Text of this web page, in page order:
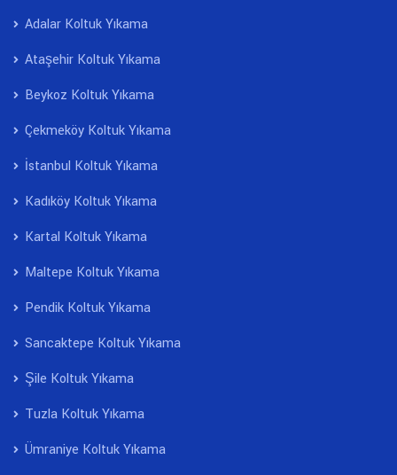
Adalar Koltuk Yıkama
Ataşehir Koltuk Yıkama
Beykoz Koltuk Yıkama
Çekmeköy Koltuk Yıkama
İstanbul Koltuk Yıkama
Kadıköy Koltuk Yıkama
Kartal Koltuk Yıkama
Maltepe Koltuk Yıkama
Pendik Koltuk Yıkama
Sancaktepe Koltuk Yıkama
Şile Koltuk Yıkama
Tuzla Koltuk Yıkama
Ümraniye Koltuk Yıkama